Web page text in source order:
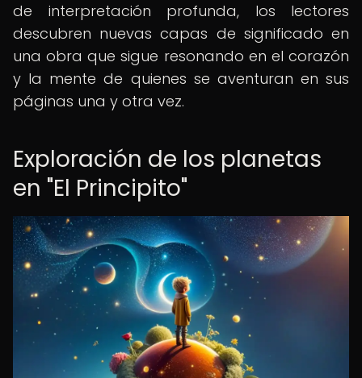
de interpretación profunda, los lectores
descubren nuevas capas de significado en
una obra que sigue resonando en el corazón
y la mente de quienes se aventuran en sus
páginas una y otra vez.
Exploración de los planetas
en "El Principito"